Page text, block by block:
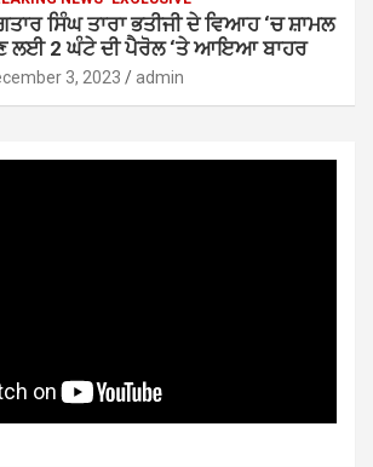
ਸਿੰਘ ਤਾਰਾ ਭਤੀਜੀ ਦੇ ਵਿਆਹ ‘ਚ ਸ਼ਾਮਲ
ਲਈ 2 ਘੰਟੇ ਦੀ ਪੈਰੋਲ ‘ਤੇ ਆਇਆ ਬਾਹਰ
3, 2023 admin